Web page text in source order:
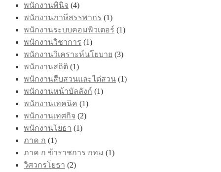
พนักงานพินิจ (4)
พนักงานภาษีสรรพากร (1)
พนักงานระบบคอมพิวเตอร์ (1)
พนักงานวิชาการ (1)
พนักงานวิเคราะห์นโยบาย (3)
พนักงานสถิติ (1)
พนักงานสืบสวนและไต่สวน (1)
พนักงานหน้าบัลลังก์ (1)
พนักงานเทคนิค (1)
พนักงานเทศกิจ (2)
พนักงานโยธา (1)
ภาค ก (1)
ภาค ก ข้าราชการ กทม (1)
วิศวกรโยธา (2)